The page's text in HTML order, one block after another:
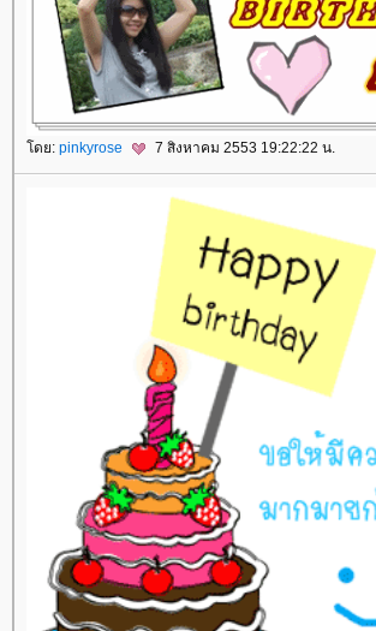
ดย: pinkyrose 7 สิงหาคม 2553 19:22:22 น.